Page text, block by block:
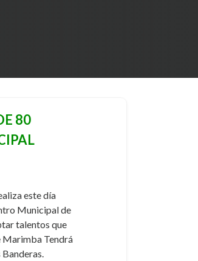
80
este día
Municipal de
talentos que
Marimba Tendrá